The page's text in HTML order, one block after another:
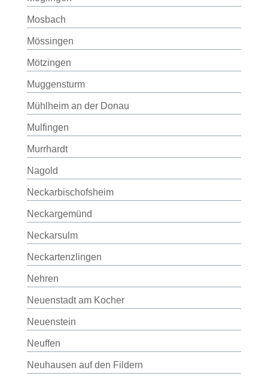
Mosbach
Mössingen
Mötzingen
Muggensturm
Mühlheim an der Donau
Mulfingen
Murrhardt
Nagold
Neckarbischofsheim
Neckargemünd
Neckarsulm
Neckartenzlingen
Nehren
Neuenstadt am Kocher
Neuenstein
Neuffen
Neuhausen auf den Fildern